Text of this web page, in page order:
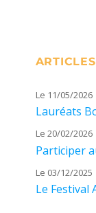
Le 11/05/2026
Lauréats
Le 20/02/2026
Participer
Le 03/12/2025
Le Festival